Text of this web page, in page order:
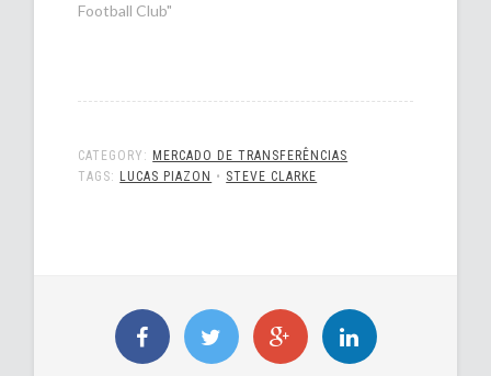
Football Club"
CATEGORY: MERCADO DE TRANSFERÊNCIAS
TAGS: LUCAS PIAZON • STEVE CLARKE